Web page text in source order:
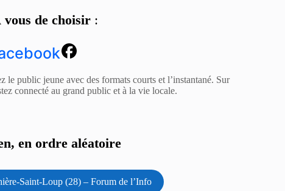
de choisir:
le public jeune avec des formats courts et l’instantané. Sur
connecté au grand public et à la vie locale.
en ordre aléatoire
Saint-Loup (28) – Forum de l’Info